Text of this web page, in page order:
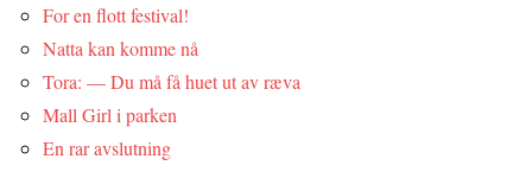
For en flott festival!
Natta kan komme nå
Tora: — Du må få huet ut av ræva
Mall Girl i parken
En rar avslutning